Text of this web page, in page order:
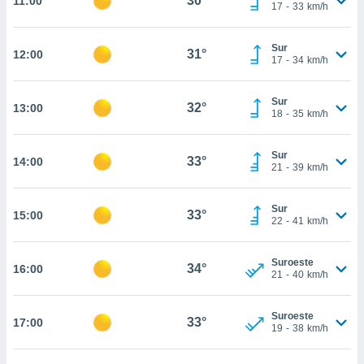
sean
se
ni para
web a
17 - 33 km/h
12:00 31°
Sur
17 - 34 km/h
13:00 32°
Sur
18 - 35 km/h
14:00 33°
Sur
21 - 39 km/h
15:00 33°
Sur
22 - 41 km/h
16:00 34°
Suroeste
21 - 40 km/h
17:00 33°
Suroeste
19 - 38 km/h